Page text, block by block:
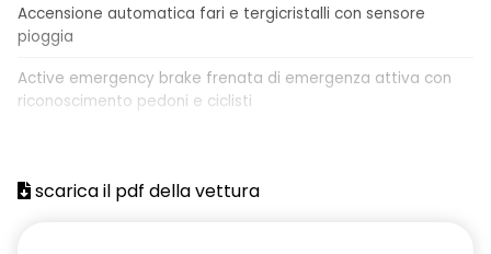
Accensione automatica fari e tergicristalli con sensore
pioggia
Active emergency brake frenata di emergenza attiva con
riconoscimento pedoni e ciclisti
Airbag laterali a tendina anteriori e posteriori
scarica il pdf della vettura